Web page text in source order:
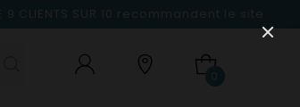
9 CLIENTS SUR 10 recommandent le site
0